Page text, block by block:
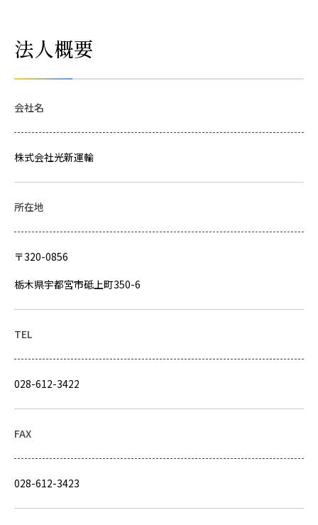
法人概要
会社名
株式会社光新運輸
所在地
〒320-0856
栃木県宇都宮市砥上町350-6
TEL
028-612-3422
FAX
028-612-3423